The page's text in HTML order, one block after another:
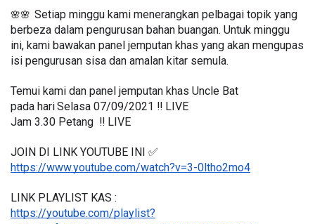
🌸🌸 Setiap minggu kami menerangkan pelbagai topik yang
berbeza dalam pengurusan bahan buangan. Untuk minggu
ini, kami bawakan panel jemputan khas yang akan mengupas
isi pengurusan sisa dan amalan kitar semula.
Temui kami dan panel jemputan khas Uncle Bat
pada hariSelasa 07/09/2021 ‼️ LIVE
Jam 3.30 Petang  ‼️ LIVE
JOIN DI LINK YOUTUBE INI ✅
https://www.youtube.com/watch?v=3-0ltho2mo4
LINK PLAYLIST KAS :
https://youtube.com/playlist?